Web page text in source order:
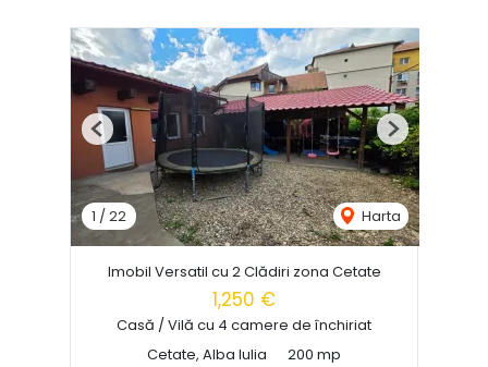
1 /22 Harta
Previous Next
Imobil Versatil cu 2 Clădiri zona Cetate
1,250 €
Casă / Vilă cu 4 camere de închiriat
Cetate, Alba Iulia
200 mp